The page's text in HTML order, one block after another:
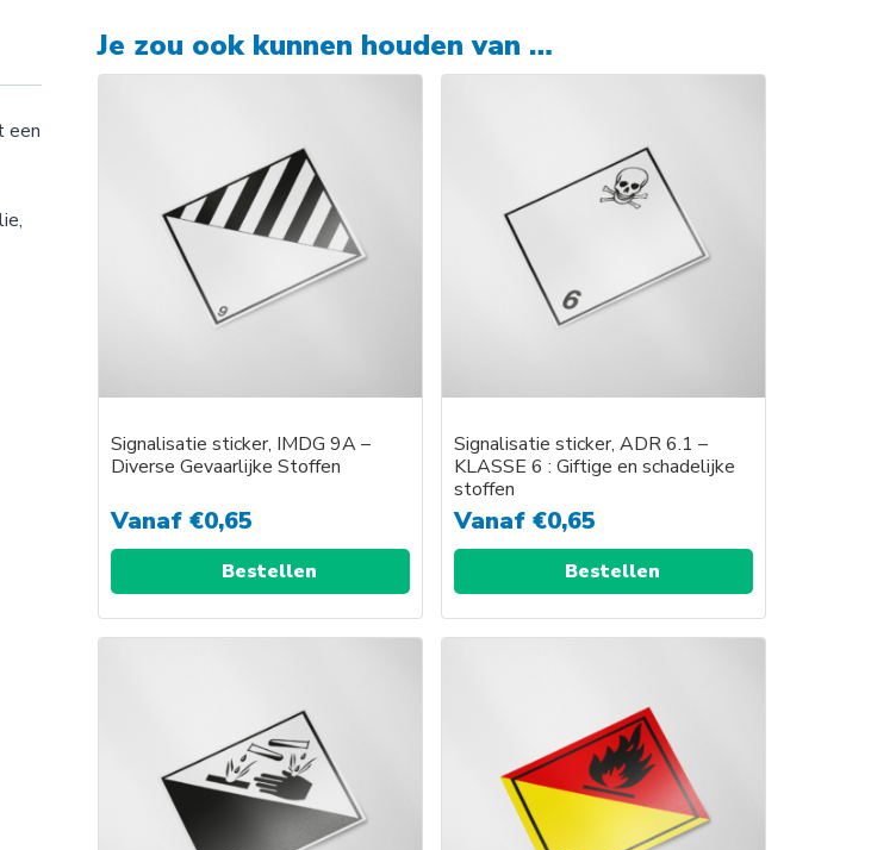
een
Je zou ook kunnen houden van …
Signalisatie sticker, IMDG 9A –
Diverse Gevaarlijke Stoffen
Vanaf€0,65
Bestellen
Signalisatie sticker, ADR 6.1 –
KLASSE 6 : Giftige en schadelijke
stoffen
Vanaf€0,65
Bestellen